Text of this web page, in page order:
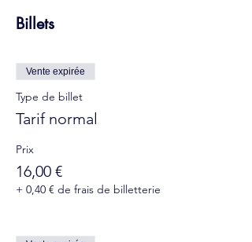
Billets
Vente expirée
Type de billet
Tarif normal
Prix
16,00 €
+ 0,40 € de frais de billetterie